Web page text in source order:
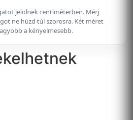
jelölnek centiméterben. Mérj
ne húzd túl szorosra. Két méret
a kényelmesebb.